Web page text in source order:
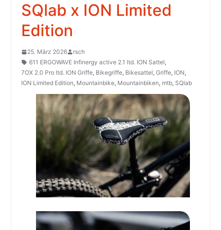
SQlab x ION Limited
Edition
25. März 2026
rsch
611 ERGOWAVE Infinergy active 2.1 ltd. ION Sattel,
7OX 2.0 Pro ltd. ION Griffe, Bikegriffe, Bikesattel, Griffe, ION,
ION Limited Edition, Mountainbike, Mountainbiken, mtb, SQlab